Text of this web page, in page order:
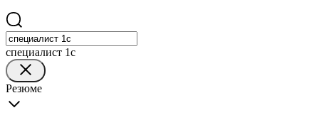
специалист 1с
Резюме